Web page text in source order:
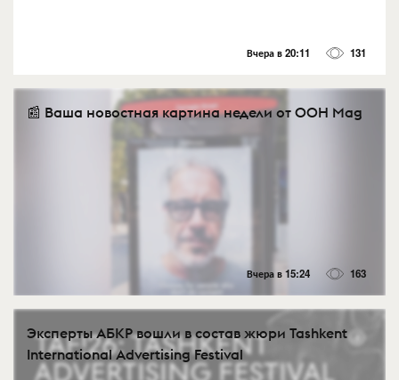
Вчера в 20:11 131
📰 Ваша новостная картина недели от OOH Mag
Вчера в 15:24 163
Эксперты АБКР вошли в состав жюри Tashkent
International Advertising Festival